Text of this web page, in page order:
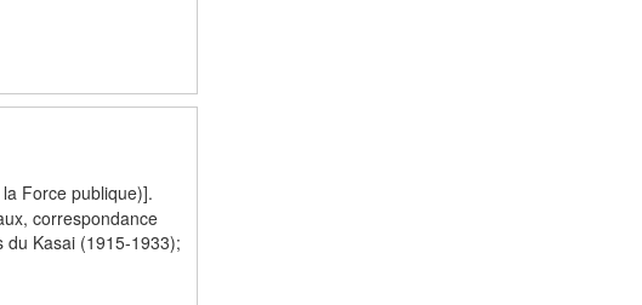
Force publique)].
correspondance
Kasai (1915-1933);